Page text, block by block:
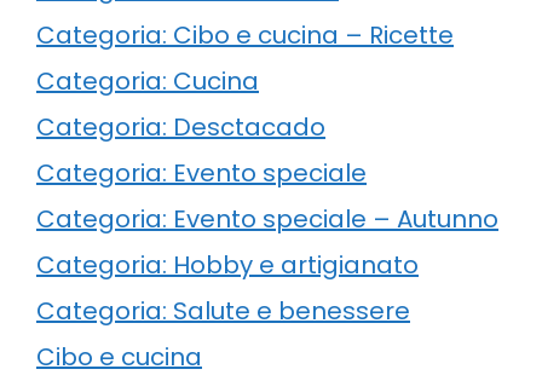
Categoria: Cibo e cucina – Ricette
Categoria: Cucina
Categoria: Desctacado
Categoria: Evento speciale
Categoria: Evento speciale – Autunno
Categoria: Hobby e artigianato
Categoria: Salute e benessere
Cibo e cucina